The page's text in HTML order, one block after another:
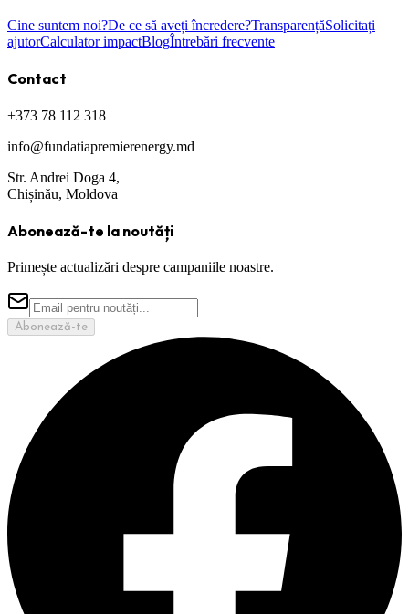
Cine suntem noi?De ce să aveți încredere?TransparențăSolicitați
ajutorCalculator impactBlogÎntrebări frecvente
Contact
+373 78 112 318
info@fundatiapremierenergy.md
Str. Andrei Doga 4,
Chișinău, Moldova
Abonează-te la noutăți
Primește actualizări despre campaniile noastre.
Abonează-te